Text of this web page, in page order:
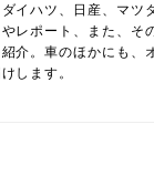
イハツ、日産、マツ
レポート、また、そ
介。車のほかにも、
します。